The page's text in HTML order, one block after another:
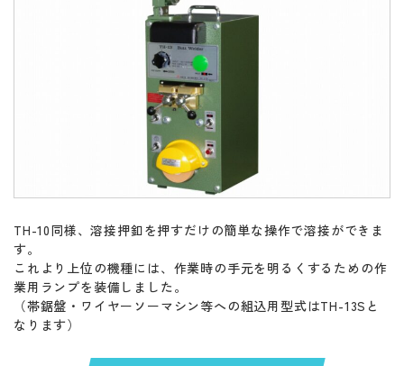
TH-10同様、溶接押釦を押すだけの簡単な操作で溶接ができま
す。
これより上位の機種には、作業時の手元を明るくするための作
業用ランプを装備しました。
（帯鋸盤・ワイヤーソーマシン等への組込用型式はTH-13Sと
なります）